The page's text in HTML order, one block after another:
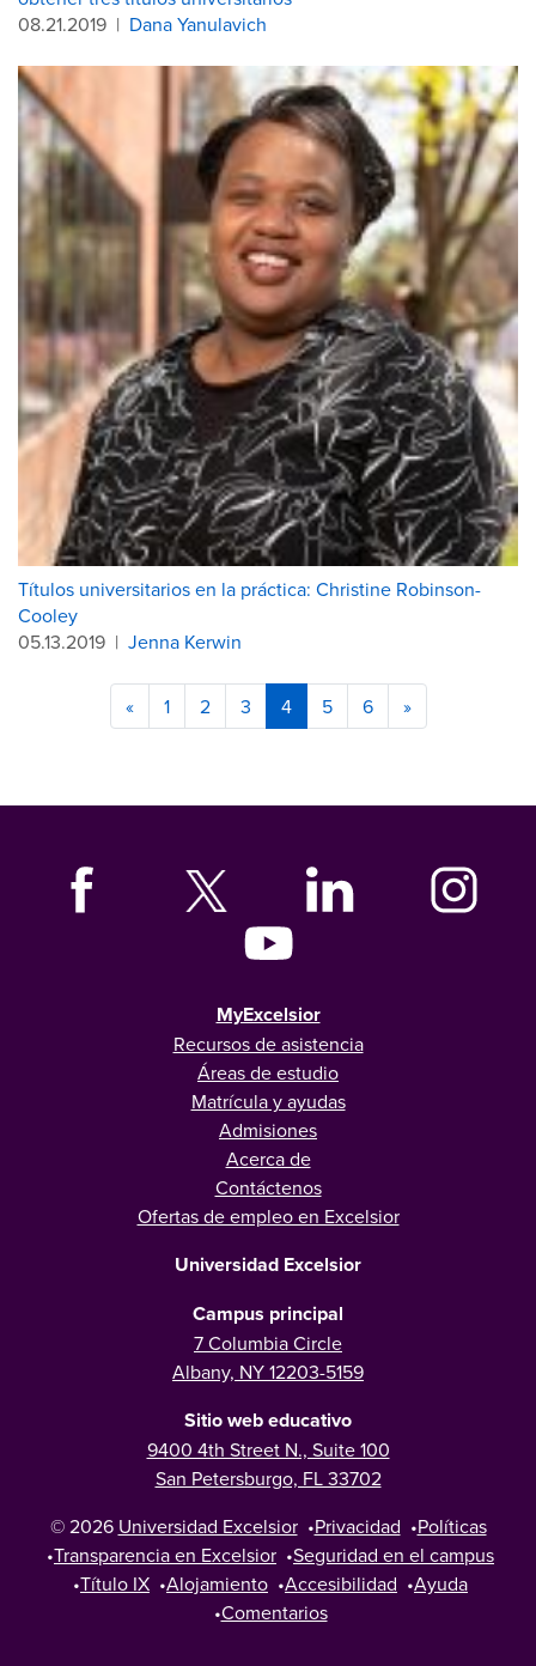
08.21.2019 | Dana Yanulavich
Títulos universitarios en la práctica: Christine Robinson-
Cooley
05.13.2019 | Jenna Kerwin
« 1 2 3 4 5 6 »
MyExcelsior
Recursos de asistencia
Áreas de estudio
Matrícula y ayudas
Admisiones
Acerca de
Contáctenos
Ofertas de empleo en Excelsior
Universidad Excelsior
Campus principal
7 Columbia Circle
Albany, NY 12203-5159
Sitio web educativo
9400 4th Street N., Suite 100
San Petersburgo, FL 33702
© 2026 Universidad Excelsior •Privacidad •Políticas
•Transparencia en Excelsior •Seguridad en el campus
•Título IX •Alojamiento •Accesibilidad •Ayuda
•Comentarios